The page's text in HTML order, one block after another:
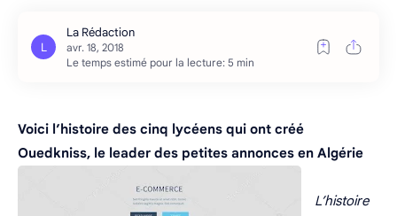
Le temps estimé pour la lecture: 5 min
Voici l’histoire des cinq lycéens qui ont créé
Ouedkniss, le leader des petites annonces en Algérie
L’histoire